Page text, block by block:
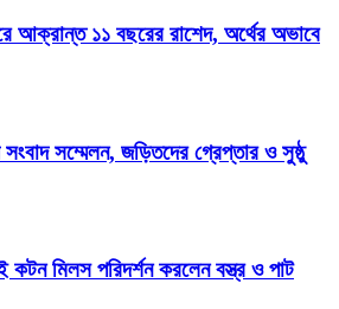
আক্রান্ত ১১ বছরের রাশেদ, অর্থের অভাবে
সংবাদ সম্মেলন, জড়িতদের গ্রেপ্তার ও সুষ্ঠু
কটন মিলস পরিদর্শন করলেন বস্ত্র ও পাট